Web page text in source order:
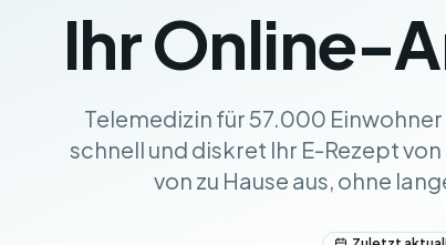
Ihr Online-
Telemedizin für 57.000
schnell und diskret Ihr E-Rezept
von zu Hause aus, ohne